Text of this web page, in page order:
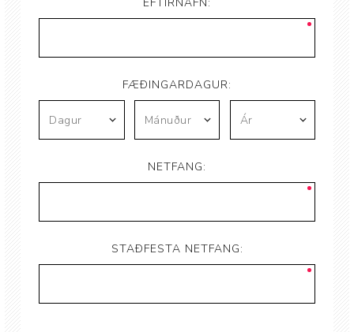
FÆÐINGARDAGUR:
NETFANG:
STAÐFESTA NETFANG: